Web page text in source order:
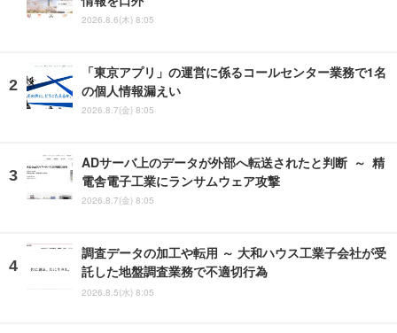
2026.8.6(木) 8:05
「東京アプリ」の運営に係るコールセンター業務で1名
の個人情報漏えい
2026.8.7(金) 8:05
ADサーバ上のデータが外部へ転送されたと判断 ～ 精
電舎電子工業にランサムウェア攻撃
2026.8.7(金) 8:05
調査データの加工や転用 ～ 大和ハウス工業子会社が受
託した地盤調査業務で不適切行為
2026.8.5(水) 8:05